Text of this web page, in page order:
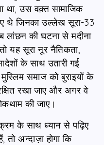
था, उस वक़्त सामाजिक
थे जिनका उल्लेख सूरा-33
लांछन की घटना से मदीना
यह सूरा नूर नैतिकता,
के साथ उतारी गई
समाज को बुराइयों के
रखा जाए और अगर वे
की जाए।
के साथ ध्यान से पढ़िए
अन्दाज़ा होगा कि